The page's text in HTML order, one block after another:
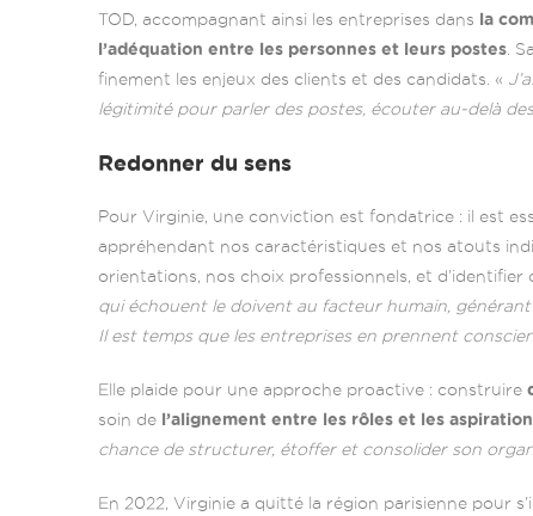
TOD, accompagnant ainsi les entreprises dans la
l’adéquation entre les personnes et leurs postes .
finement les enjeux des clients et des candidats. «
légitimité pour parler des postes, écouter au-delà
Redonner du sens
Pour Virginie, une conviction est fondatrice : il est
appréhendant nos caractéristiques et nos atouts
orientations, nos choix professionnels, et
qui échouent le doivent au facteur humain,
Il est temps que les entreprises en prennent
Elle plaide pour une approche proactive : construire
soin de l’alignement entre les rôles et les
chance de structurer, étoffer et consolider son
En 2022, Virginie a quitté la région parisienne pour